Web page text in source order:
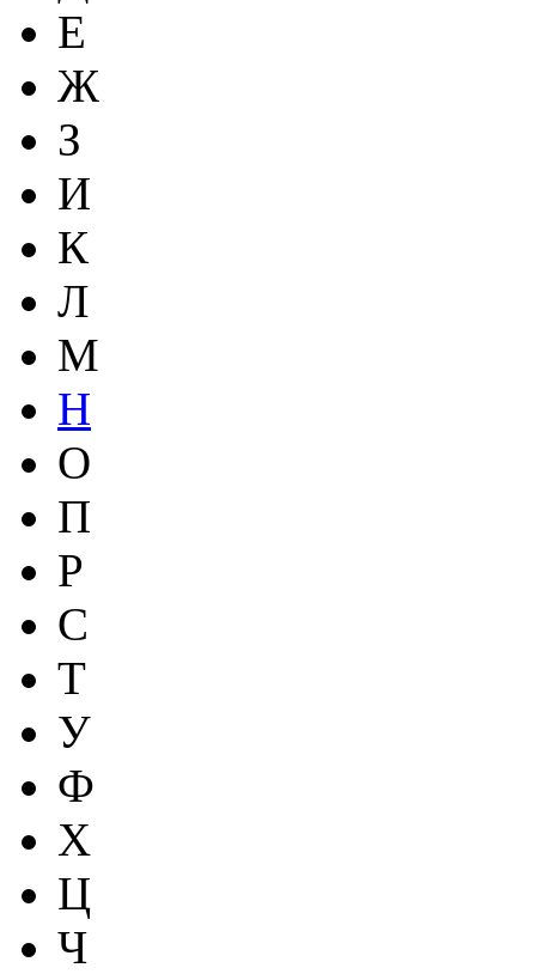
Е
Ж
З
И
К
Л
М
Н
О
П
Р
С
Т
У
Ф
Х
Ц
Ч